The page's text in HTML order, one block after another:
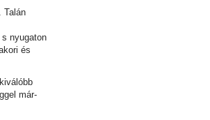
Talán
nyugaton
és
már-